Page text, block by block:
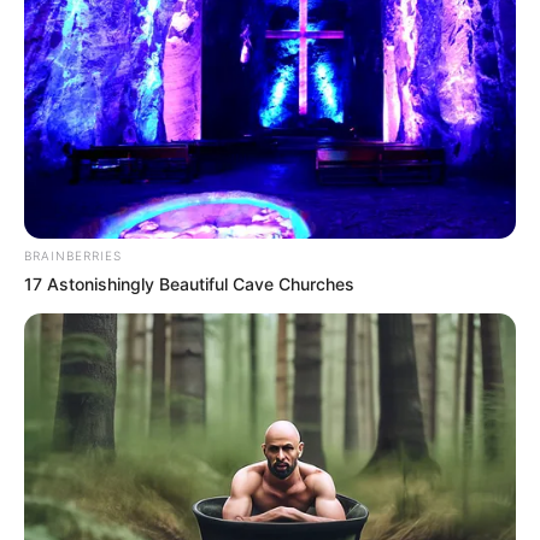
A dokumentum nyelvezete diplomatikus, de a
politikai háttér aligha félreérthető. Az EU nem akar
még egy olyan tagállamot, amely belépés után az
uniós pénzekből építi a saját hatalmi rendszerét,
közben pedig a közös döntéshozatalban vétókkal
és blokkolással kényszerít ki engedményeket.
A korábbi Orbán-kormány éveken át pontosan ezt
szemében. A magyar kormány belülről vitatta az
uniós intézmények jogállamisági kritikáit, miközben
a külpolitikai, költségvetési vagy bővítési ügyekben
rendszeresen kemény alkupozíciót vett fel.
Brüsszelben és a nyugati tagállamokban egyre
erősebb lett az érzés: az EU olyan
BRAINBERRIES
17 Astonishingly Beautiful Cave Churches